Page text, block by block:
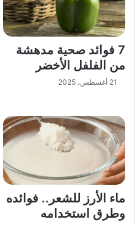
7 فوائد صحية مدهشة
من الفلفل الأخضر
21 أغسطس، 2025
ماء الأرز للشعر.. فوائده
وطرق استخدامه